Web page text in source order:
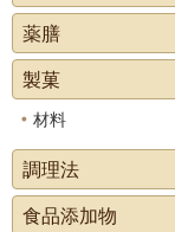
薬膳
製菓
材料
調理法
食品添加物